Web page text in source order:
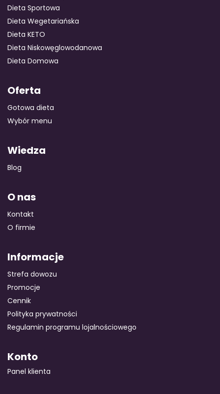
Dieta Sportowa
Dieta Wegetariańska
Dieta KETO
Dieta Niskowęglowodanowa
Dieta Domowa
Oferta
Gotowa dieta
Wybór menu
Wiedza
Blog
O nas
Kontakt
O firmie
Informacje
Strefa dowozu
Promocje
Cennik
Polityka prywatności
Regulamin programu lojalnościowego
Konto
Panel klienta